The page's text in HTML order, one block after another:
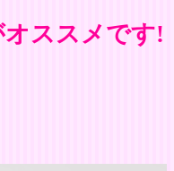
ススメです!